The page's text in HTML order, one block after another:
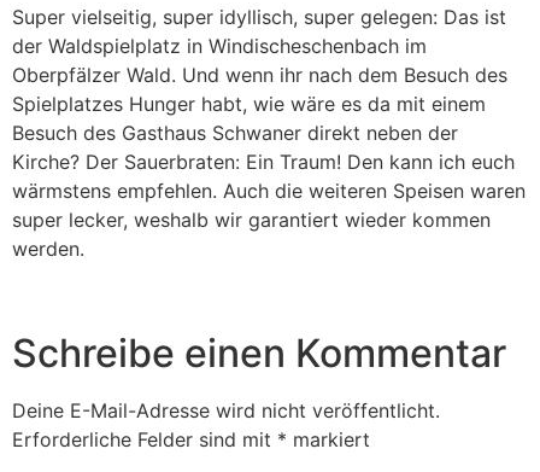
Super vielseitig, super idyllisch, super gelegen: Das ist
der Waldspielplatz in Windischeschenbach im
Oberpfälzer Wald. Und wenn ihr nach dem Besuch des
Spielplatzes Hunger habt, wie wäre es da mit einem
Besuch des Gasthaus Schwaner direkt neben der
Kirche? Der Sauerbraten: Ein Traum! Den kann ich euch
wärmstens empfehlen. Auch die weiteren Speisen waren
super lecker, weshalb wir garantiert wieder kommen
werden.
Schreibe einen Kommentar
Deine E-Mail-Adresse wird nicht veröffentlicht.
Erforderliche Felder sind mit * markiert